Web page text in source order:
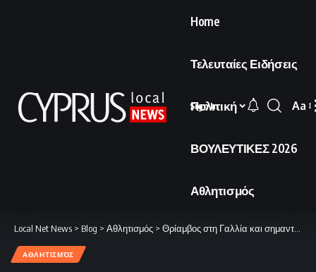
Home
Τελευταίες Ειδήσεις
Πολιτική
ΒΟΥΛΕΥΤΙΚΕΣ 2026
Αθλητισμός
Sign In
Font
Aa
Local Net News > Blog > Αθλητισμός > Θρίαμβος στη Γαλλία και σημαντικό προβάδισμα πρόκρισης για την Παρί!
ΑΘΛΗΤΙΣΜΌΣ